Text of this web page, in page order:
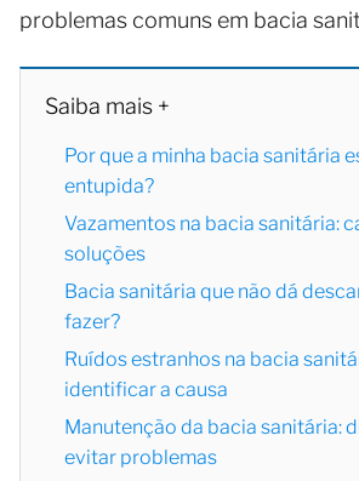
problemas comuns em bacia
Saiba mais +
Por que a minha bacia sanitária
entupida?
Vazamentos na bacia sanitária:
soluções
Bacia sanitária que não dá
fazer?
Ruídos estranhos na bacia
identificar a causa
Manutenção da bacia sanitária:
evitar problemas